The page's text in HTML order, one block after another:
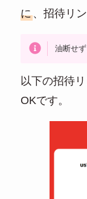
に、招待リ
油断せ
以下の招待
OKです。